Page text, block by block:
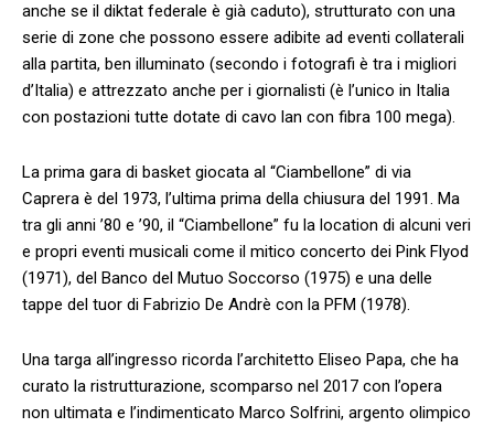
anche se il diktat federale è già caduto), strutturato con una
serie di zone che possono essere adibite ad eventi collaterali
alla partita, ben illuminato (secondo i fotografi è tra i migliori
d’Italia) e attrezzato anche per i giornalisti (è l’unico in Italia
con postazioni tutte dotate di cavo lan con fibra 100 mega).
La prima gara di basket giocata al “Ciambellone” di via
Caprera è del 1973, l’ultima prima della chiusura del 1991. Ma
tra gli anni ’80 e ’90, il “Ciambellone” fu la location di alcuni veri
e propri eventi musicali come il mitico concerto dei Pink Flyod
(1971), del Banco del Mutuo Soccorso (1975) e una delle
tappe del tuor di Fabrizio De Andrè con la PFM (1978).
Una targa all’ingresso ricorda l’architetto Eliseo Papa, che ha
curato la ristrutturazione, scomparso nel 2017 con l’opera
non ultimata e l’indimenticato Marco Solfrini, argento olimpico